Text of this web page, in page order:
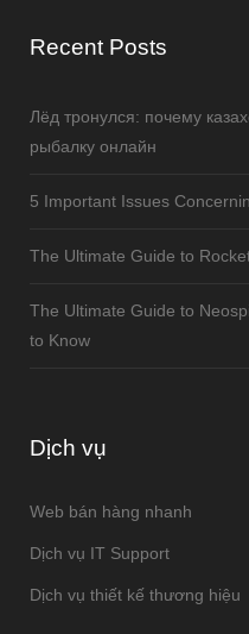
Recent Posts
Лёд тронулся: почему
рыбалку онлайн
5 Important Issues
The Ultimate Guide to
The Ultimate Guide to
to Know
Dịch vụ
Web bán hàng nhanh
Dịch vụ IT Support
Dịch vụ thiết kế thương hiệu